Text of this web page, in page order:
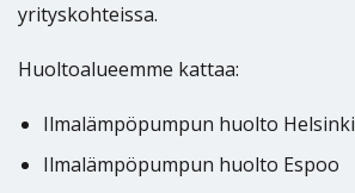
yrityskohteissa.
Huoltoalueemme kattaa:
Ilmalämpöpumpun huolto Helsinki
Ilmalämpöpumpun huolto Espoo